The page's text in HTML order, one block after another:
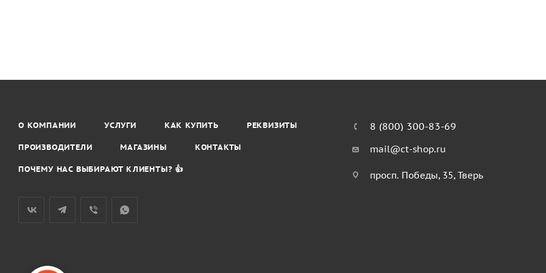
О КОМПАНИИ УСЛУГИ КАК КУПИТЬ РЕКВИЗИТЫ
ПРОИЗВОДИТЕЛИ МАГАЗИНЫ КОНТАКТЫ
ПОЧЕМУ НАС ВЫБИРАЮТ КЛИЕНТЫ? 👍
8 (800) 300-83-69
mail@ct-shop.ru
просп. Победы, 35, Тверь